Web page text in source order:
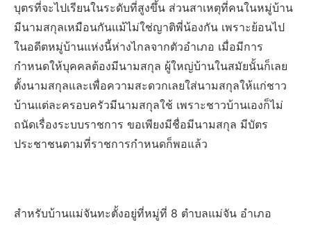
บุตรที่จะไปเรียนในระดับที่สูงขึ้น ส่วนสาเหตุที่คนในหมู่บ้าน
มีนามสกุลเหมือนกันแม้ไม่ใช่ญาติพี่น้องกัน เพราะย้อนไป
ในอดีตหมู่บ้านแห่งนี้ห่างไกลจากตัวอำเภอ เมื่อมีการ
กำหนดให้บุคคลต้องมีนามสกุล ผู้ใหญ่บ้านในสมัยนั้นก็เลย
ตั้งนามสกุลและเพื่อความสะดวกเลยใส่นามสกุลให้แก่ชาว
บ้านแต่ละครอบครัวมีนามสกุลใช้ เพราะชาวบ้านเองก็ไม่
ถนัดเรื่องระบบราชการ ขอเพียงมีชื่อมีนามสกุล มีบัตร
ประชาชนตามที่ราชการกำหนดก็พอแล้ว
สำหรับบ้านแม่จันทะตั้งอยู่ที่หมู่ที่ 8 ตำบลแม่จัน อำเภอ